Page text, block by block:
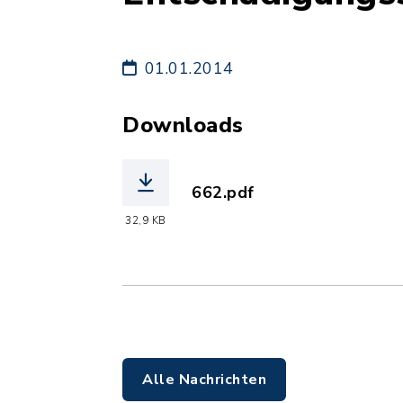
01.01.2014
Downloads
32,9 KB
662.pdf
Alle Nachrichten